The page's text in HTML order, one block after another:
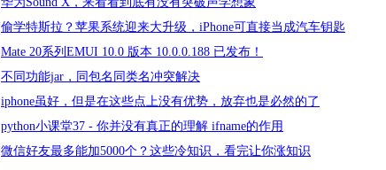
偷学特斯拉？苹果系统迎来大升级，iPhone可直接当成汽车钥匙
Mate 20系列EMUI 10.0 版本 10.0.0.188 已发布！
不同功能jar，同包名同类名冲突解决
iphone虽好，但是在这些点上没有优势，放弃也是必然的了
python小课堂37 - 你并没有真正的理解 ifname的作用
微信好友最多能加5000个？这些冷知识，看完让你涨知识